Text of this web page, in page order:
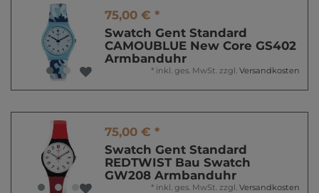
75,00 € *
Swatch Gent Standard
CAMOUBLUE New Core GS402
Armbanduhr
* inkl. ges. MwSt. zzgl. Versandkosten
75,00 € *
Swatch Gent Standard
REDTWIST Bau Swatch
GW208 Armbanduhr
* inkl. ges. MwSt. zzgl. Versandkosten